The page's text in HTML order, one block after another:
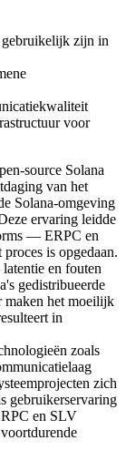
gebruikelijk zijn in
voor
source Solana
van het
Solana-omgeving
ervaring leidde
— ERPC en
is opgedaan.
en fouten
gedistribueerde
maken het moeilijk
in
zoals
zich
gebruikerservaring
en SLV